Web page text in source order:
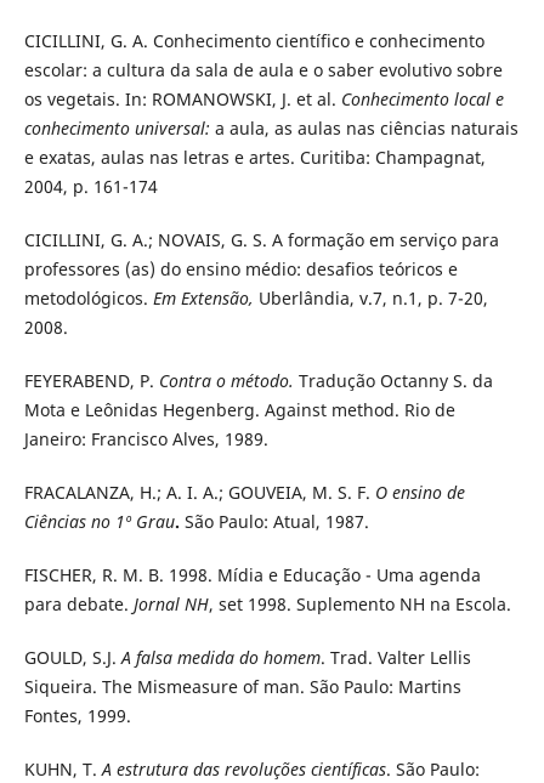
CICILLINI, G. A. Conhecimento científico e conhecimento
escolar: a cultura da sala de aula e o saber evolutivo sobre
os vegetais. In: ROMANOWSKI, J. et al. Conhecimento local e
conhecimento universal: a aula, as aulas nas ciências naturais
e exatas, aulas nas letras e artes. Curitiba: Champagnat,
2004, p. 161-174
CICILLINI, G. A.; NOVAIS, G. S. A formação em serviço para
professores (as) do ensino médio: desafios teóricos e
metodológicos. Em Extensão, Uberlândia, v.7, n.1, p. 7-20,
2008.
FEYERABEND, P. Contra o método. Tradução Octanny S. da
Mota e Leônidas Hegenberg. Against method. Rio de
Janeiro: Francisco Alves, 1989.
FRACALANZA, H.; A. I. A.; GOUVEIA, M. S. F. O ensino de
Ciências no 1º Grau. São Paulo: Atual, 1987.
FISCHER, R. M. B. 1998. Mídia e Educação - Uma agenda
para debate. Jornal NH, set 1998. Suplemento NH na Escola.
GOULD, S.J.A falsa medida do homem. Trad. Valter Lellis
Siqueira. The Mismeasure of man. São Paulo: Martins
Fontes, 1999.
KUHN, T.A estrutura das revoluções científicas. São Paulo: